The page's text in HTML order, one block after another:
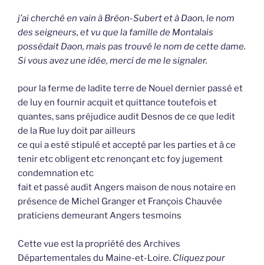
j’ai cherché en vain à Bréon-Subert et à Daon, le nom
des seigneurs, et vu que la famille de Montalais
possédait Daon, mais pas trouvé le nom de cette dame.
Si vous avez une idée, merci de me le signaler.
pour la ferme de ladite terre de Nouel dernier passé et
de luy en fournir acquit et quittance toutefois et
quantes, sans préjudice audit Desnos de ce que ledit
de la Rue luy doit par ailleurs
ce qui a esté stipulé et accepté par les parties et à ce
tenir etc obligent etc renonçant etc foy jugement
condemnation etc
fait et passé audit Angers maison de nous notaire en
présence de Michel Granger et François Chauvée
praticiens demeurant Angers tesmoins
Cette vue est la propriété des Archives
Départementales du Maine-et-Loire. Cliquez pour